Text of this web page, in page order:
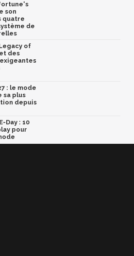
son
quatre
de
of
des
: le mode
sa plus
depuis
Day : 10
pour